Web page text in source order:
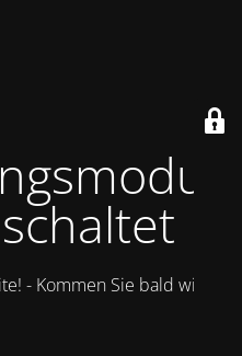
- Kommen Sie bald wieder.